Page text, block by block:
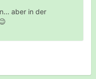
aber in der